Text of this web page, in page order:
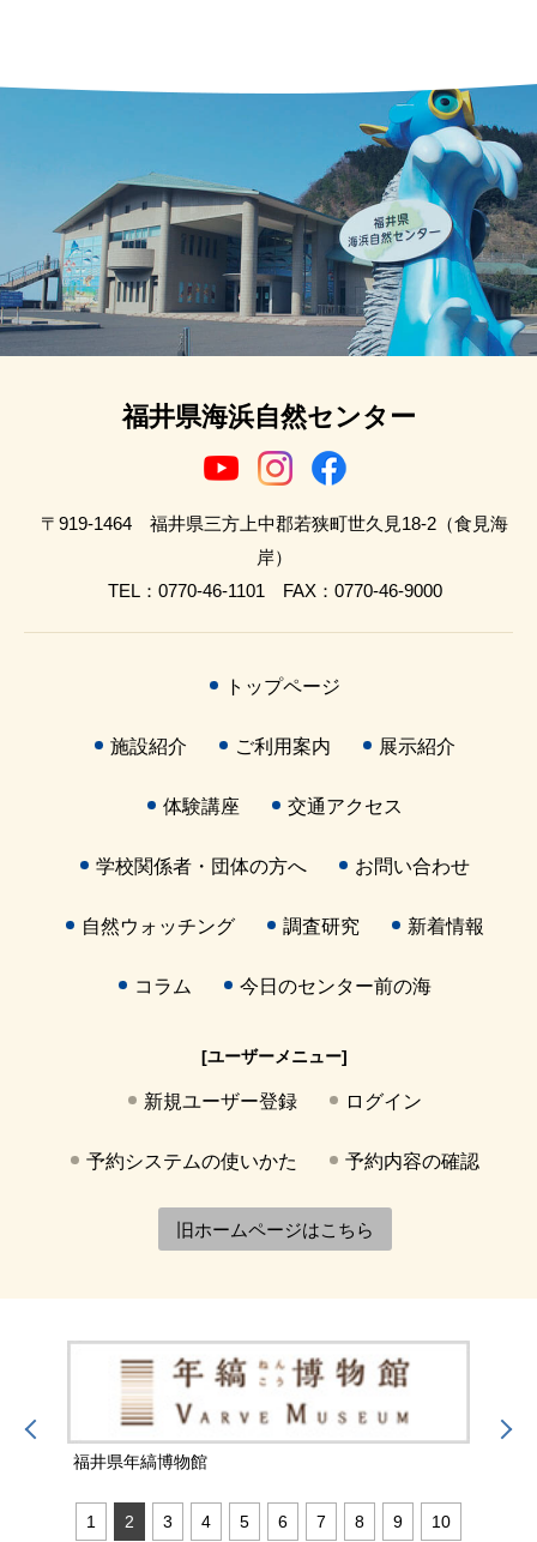
福井県海浜自然センター
〒919-1464 福井県三方上中郡若狭町世久見18-2（食見海
岸）
TEL：0770-46-1101 FAX：0770-46-9000
トップページ
施設紹介 ご利用案内 展示紹介
体験講座 交通アクセス
学校関係者・団体の方へ お問い合わせ
自然ウォッチング 調査研究 新着情報
コラム 今日のセンター前の海
[ユーザーメニュー]
新規ユーザー登録 ログイン
予約システムの使いかた 予約内容の確認
旧ホームページはこちら
福井県年縞博物館
1 2 3 4 5 6 7 8 9 10